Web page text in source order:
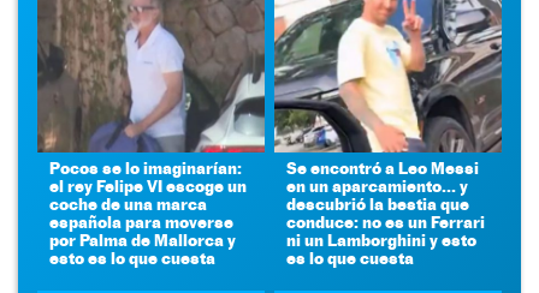
Pocos se lo imaginarían:
el rey Felipe VI escoge un
coche de una marca
española para moverse
por Palma de Mallorca y
esto es lo que cuesta
Se encontró a Leo Messi
en un aparcamiento... y
descubrió la bestia que
conduce: no es un Ferrari
ni un Lamborghini y esto
es lo que cuesta